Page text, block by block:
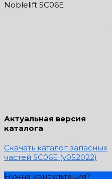
Актуальная версия
каталога
Скачать каталог запасных
частей SC06E (v052022)
Нужна консультация?